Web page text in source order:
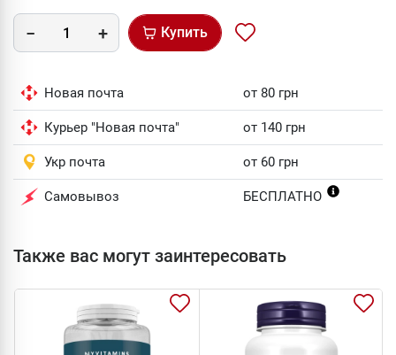
Купить
Новая почта от 80 грн
Курьер "Новая почта" от 140 грн
Укр почта от 60 грн
Самовывоз БЕСПЛАТНО
Также вас могут заинтересовать